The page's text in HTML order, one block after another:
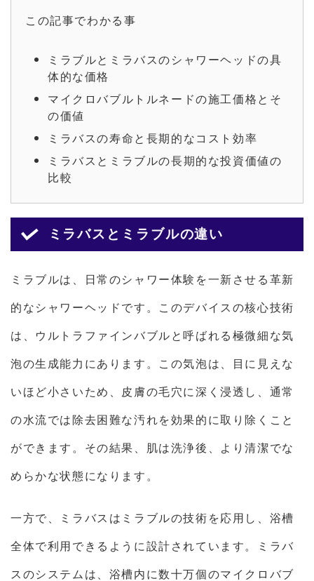
この記事でわかる事
ミラブルとミラバスのシャワーヘッドの具
体的な価格
マイクロバブルトルネードの施工価格とそ
の価値
ミラバスの寿命と長期的なコスト効率
ミラバスとミラブルの長期的な投資価値の
比較
ミラバスとミラブルの違い
ミラブルは、日常のシャワー体験を一新させる革新
的なシャワーヘッドです。このデバイスの核心技術
は、ウルトラファインバブルと呼ばれる極微細な気
泡の生成能力にあります。この気泡は、目に見えな
いほど小さいため、皮膚の毛穴に深く浸透し、通常
の水流では除去困難な汚れを効果的に取り除くこと
ができます。その結果、肌は洗浄後、より清潔でな
めらかな状態になります。
一方で、ミラバスはミラブルの技術を応用し、浴槽
全体で利用できるように設計されています。ミラバ
スのシステムは、浴槽内に数十万個のマイクロバブ